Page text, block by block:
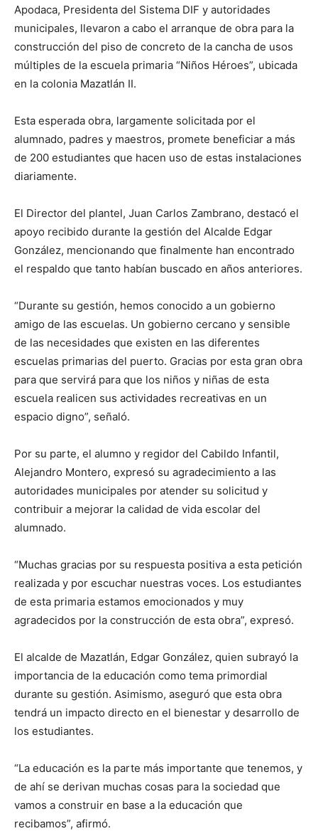
Apodaca, Presidenta del Sistema DIF y autoridades
municipales, llevaron a cabo el arranque de obra para la
construcción del piso de concreto de la cancha de usos
múltiples de la escuela primaria “Niños Héroes”, ubicada
en la colonia Mazatlán II.
Esta esperada obra, largamente solicitada por el
alumnado, padres y maestros, promete beneficiar a más
de 200 estudiantes que hacen uso de estas instalaciones
diariamente.
El Director del plantel, Juan Carlos Zambrano, destacó el
apoyo recibido durante la gestión del Alcalde Edgar
González, mencionando que finalmente han encontrado
el respaldo que tanto habían buscado en años anteriores.
“Durante su gestión, hemos conocido a un gobierno
amigo de las escuelas. Un gobierno cercano y sensible
de las necesidades que existen en las diferentes
escuelas primarias del puerto. Gracias por esta gran obra
para que servirá para que los niños y niñas de esta
escuela realicen sus actividades recreativas en un
espacio digno”, señaló.
Por su parte, el alumno y regidor del Cabildo Infantil,
Alejandro Montero, expresó su agradecimiento a las
autoridades municipales por atender su solicitud y
contribuir a mejorar la calidad de vida escolar del
alumnado.
“Muchas gracias por su respuesta positiva a esta petición
realizada y por escuchar nuestras voces. Los estudiantes
de esta primaria estamos emocionados y muy
agradecidos por la construcción de esta obra”, expresó.
El alcalde de Mazatlán, Edgar González, quien subrayó la
importancia de la educación como tema primordial
durante su gestión. Asimismo, aseguró que esta obra
tendrá un impacto directo en el bienestar y desarrollo de
los estudiantes.
“La educación es la parte más importante que tenemos, y
de ahí se derivan muchas cosas para la sociedad que
vamos a construir en base a la educación que
recibamos”, afirmó.